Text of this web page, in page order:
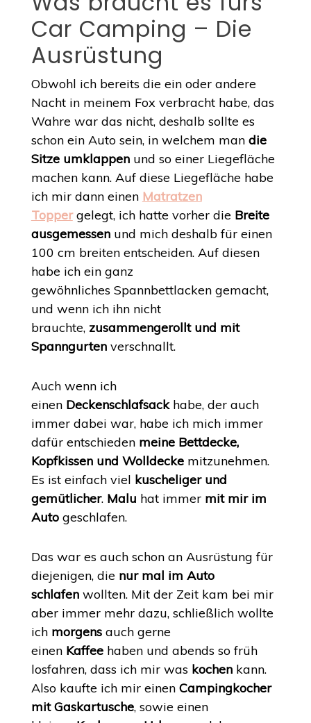
Car Camping – Die
Ausrüstung
Obwohl ich bereits die ein oder andere
Nacht in meinem Fox verbracht habe, das
Wahre war das nicht, deshalb sollte es
schon ein Auto sein, in welchem man die
Sitze umklappenund so einer Liegefläche
machen kann. Auf diese Liegefläche habe
ich mir dann einen Matratzen
Topper gelegt, ich hatte vorher die Breite
ausgemessen und mich deshalb für einen
100 cm breiten entscheiden. Auf diesen
habe ich ein ganz
gewöhnliches Spannbettlacken gemacht,
und wenn ich ihn nicht
brauchte, zusammengerollt und mit
Spanngurtenverschnallt.
Auch wenn ich
einen Deckenschlafsackhabe, der auch
immer dabei war, habe ich mich immer
dafür entschieden meine Bettdecke,
Kopfkissen und Wolldeckemitzunehmen.
Es ist einfach viel kuscheliger und
gemütlicher. Malu hat immer mit mir im
Auto geschlafen.
Das war es auch schon an Ausrüstung für
diejenigen, die nur mal im Auto
schlafenwollten. Mit der Zeit kam bei mir
aber immer mehr dazu, schließlich wollte
ich morgensauch gerne
einen Kaffeehaben und abends so früh
losfahren, dass ich mir was kochenkann.
Also kaufte ich mir einen Campingkocher
mit Gaskartusche, sowie einen